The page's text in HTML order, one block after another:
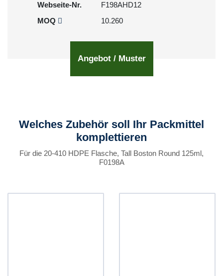
Webseite-Nr.
F198AHD12
MOQ
10.260
Angebot / Muster
Welches Zubehör soll Ihr Packmittel
komplettieren
Für die 20-410 HDPE Flasche, Tall Boston Round 125ml,
F0198A